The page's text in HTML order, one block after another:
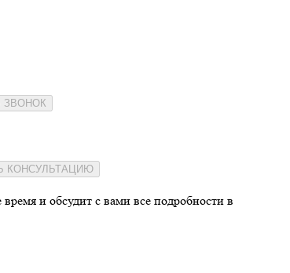
ЗВОНОК
КОНСУЛЬТАЦИЮ
и обсудит с вами все подробности в